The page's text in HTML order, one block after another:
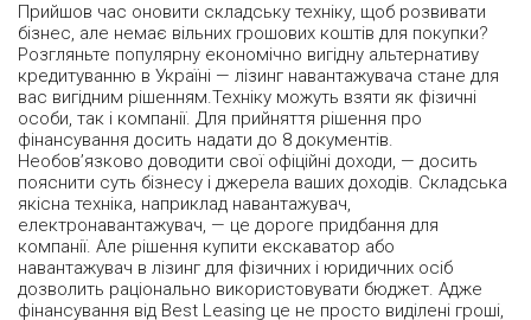
Прийшов час оновити складську техніку, щоб розвивати
бізнес, але немає вільних грошових коштів для покупки?
Розгляньте популярну економічно вигідну альтернативу
кредитуванню в Україні — лізинг навантажувача стане для
вас вигідним рішенням.Техніку можуть взяти як фізичні
особи, так і компанії. Для прийняття рішення про
фінансування досить надати до 8 документів.
Необов’язково доводити свої офіційні доходи, — досить
пояснити суть бізнесу і джерела ваших доходів. Складська
якісна техніка, наприклад навантажувач,
електронавантажувач, — це дороге придбання для
компанії. Але рішення купити екскаватор або
навантажувач в лізинг для фізичних і юридичних осіб
дозволить раціонально використовувати бюджет. Адже
фінансування від Best Leasing це не просто виділені гроші,